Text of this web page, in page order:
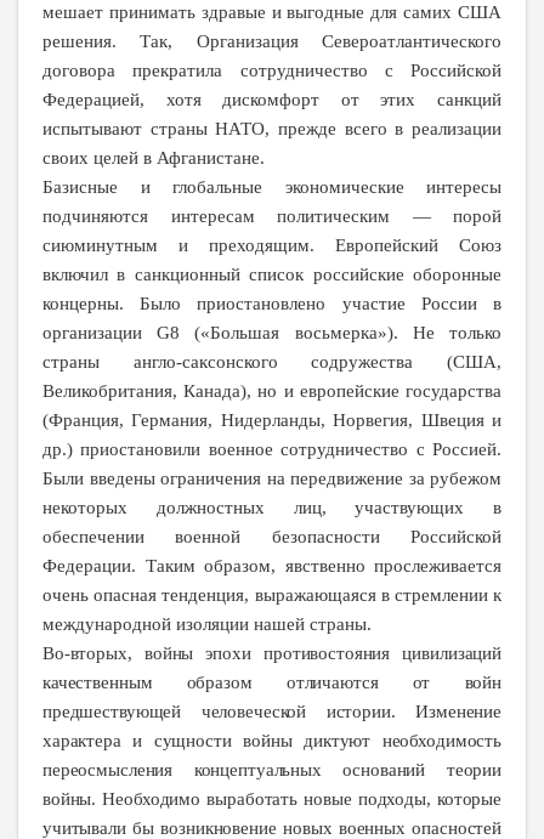
мешает принимать здравые и выгодные для самих США
решения. Так, Организация Североатлантического
договора прекратила сотрудничество с Российской
Федерацией, хотя дискомфорт от этих санкций
испытывают страны НАТО, прежде всего в реализации
своих целей в Афганистане.
Базисные и глобальные экономические интересы
подчиняются интересам политическим — порой
сиюминутным и преходящим. Европейский Союз
включил в санкционный список российские оборонные
концерны. Было приостановлено участие России в
организации G8 («Большая восьмерка»). Не только
страны англо-саксонского содружества (США,
Великобритания, Канада), но и европейские государства
(Франция, Германия, Нидерланды, Норвегия, Швеция и
др.) приостановили военное сотрудничество с Россией.
Были введены ограничения на передвижение за рубежом
некоторых должностных лиц, участвующих в
обеспечении военной безопасности Российской
Федерации. Таким образом, явственно прослеживается
очень опасная тенденция, выражающаяся в стремлении к
международной изоляции нашей страны.
Во-вторых, войны эпохи противостояния цивилизаций
качественным образом отличаются от войн
предшествующей человеческой истории. Изменение
характера и сущности войны диктуют необходимость
переосмысления концептуальных оснований теории
войны. Необходимо выработать новые подходы, которые
учитывали бы возникновение новых военных опасностей